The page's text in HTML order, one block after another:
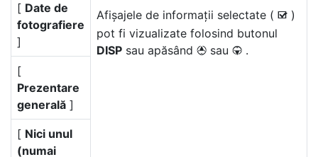
Afișajele de informații selectate ( M )
pot fi vizualizate folosind butonul
DISP sau apăsând 1 sau 3 .
[ Date de
fotografiere
]
[
Prezentare
generală ]
[ Nici unul
(numai